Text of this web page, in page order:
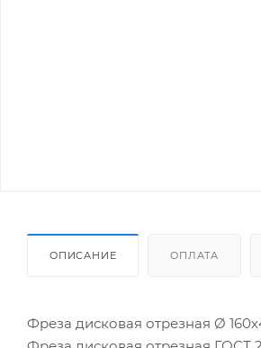
ОПИСАНИЕ ОПЛАТА
Фреза дисковая отрезная Ø